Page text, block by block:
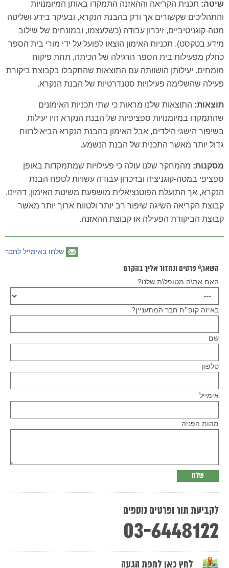
שיטה: תכנית הקריאה וההאזנה התמקדו באותן המיומנויות
והתהליכים שקשורים אך ורק בהבנת הנקרא, ובעיקר בידע ושליטה
מטה-קוגניטיביים, זיכרון עבודה (כשלעצמו, ובמונחים של שילוב
מידע בטקסט). תכניות האימון הוצאו לפועל על ידי מורי בית הספר
כחלק מפעילות בית הספר הרגילה של הכיתה, תחת פיקוח
מומחים. יעילותן הושוותה עם התוצאות שהתקבלו בקבוצת ביקורת
פעילה שהשלימה פעילויות סטנדרטיות של הבנת הנקרא.
תוצאות: התוצאות שלנו מראות כי שתי תכניות האימונים
שהתמקדו במיומנויות ספציפיות של הבנת הנקרא היו יעילות
בשיפור הישגי הילדים, אבל האימון בהבנת הנקרא הביא לרווח
גדול יותר מאשר התכנית של הבנת הנשמע.
מסקנות: מהמחקר שלנו עולה כי פעילויות שמתמקדות באופן
ספציפי במטה-קוגניציה ובזיכרון עבודה עשויות לטפח הבנת
הנקרא, אך התועלת הפוטנציאלית מושפעת משיטת האימון, דהיינו,
קבוצת הקריאה השיגה שיפור רב יותר ולטווח ארוך יותר מאשר
קבוצת הביקורת הפעילה או קבוצת ההאזנה.
שלחו באימייל לחבר
השאר\י פרטים ונחזור אליך בהקדם
האם את\ה מטופל\ת שלנו?
באיזה קופ״ח חבר המתעניין?
שם
טלפון
leave
אימייל
מהות הפניה
לקביעת תור ופרטים נוספים
03-6448122
לחץ כאן למפת הגעה